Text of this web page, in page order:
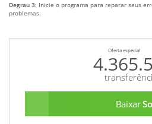
Degrau 3: Inicie o programa para reparar seus
problemas.
Oferta especial
Baixar